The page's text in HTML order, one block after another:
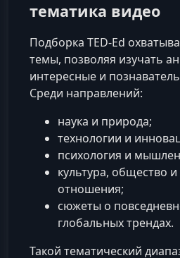
тематика видео
Подборка TED-Ed
темы, позволяя изучать
интересные и
Среди направлений:
наука и природа;
технологии и
психология и
культура, общество
отношения;
сюжеты о
глобальных трендах.
Такой тематический